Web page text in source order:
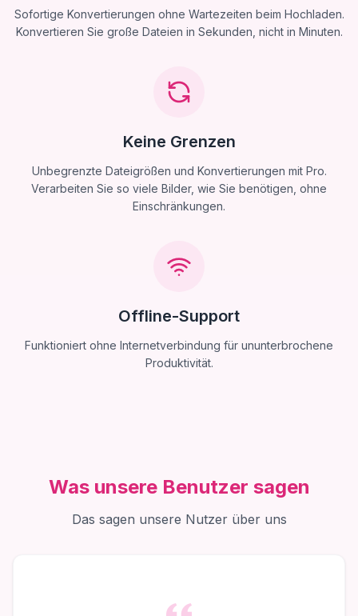
Sofortige Konvertierungen ohne Wartezeiten beim Hochladen.
Konvertieren Sie große Dateien in Sekunden, nicht in Minuten.
Keine Grenzen
Unbegrenzte Dateigrößen und Konvertierungen mit Pro.
Verarbeiten Sie so viele Bilder, wie Sie benötigen, ohne
Einschränkungen.
Offline-Support
Funktioniert ohne Internetverbindung für ununterbrochene
Produktivität.
Was unsere Benutzer sagen
Das sagen unsere Nutzer über uns